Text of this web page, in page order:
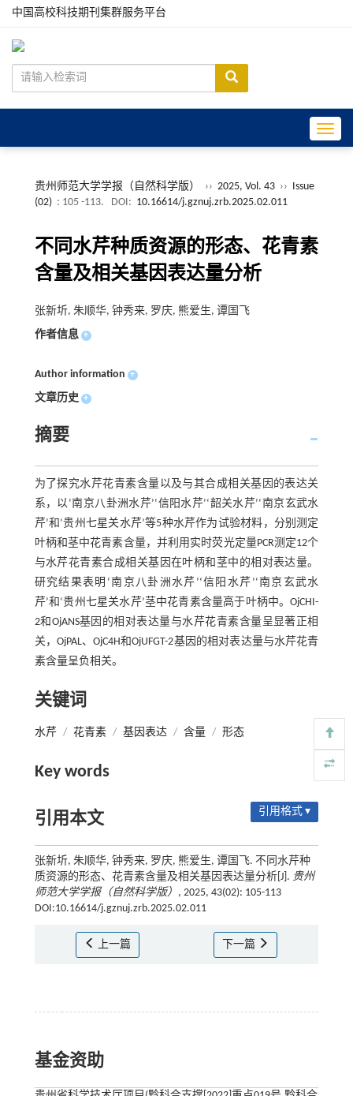
中国高校科技期刊集群服务平台
贵州师范大学学报（自然科学版） ›› 2025, Vol. 43 ›› Issue
(02) : 105 -113. DOI: 10.16614/j.gznuj.zrb.2025.02.011
不同水芹种质资源的形态、花青素
含量及相关基因表达量分析
张新圻, 朱顺华, 钟秀来, 罗庆, 熊爱生, 谭国飞
作者信息 +
Author information +
文章历史 +
摘要
为了探究水芹花青素含量以及与其合成相关基因的表达关
系，以‘南京八卦洲水芹’‘信阳水芹’‘韶关水芹’‘南京玄武水
芹’和‘贵州七星关水芹’等5种水芹作为试验材料，分别测定
叶柄和茎中花青素含量，并利用实时荧光定量PCR测定12个
与水芹花青素合成相关基因在叶柄和茎中的相对表达量。
研究结果表明‘南京八卦洲水芹’‘信阳水芹’‘南京玄武水
芹’和‘贵州七星关水芹’茎中花青素含量高于叶柄中。OjCHI-
2和OjANS基因的相对表达量与水芹花青素含量呈显著正相
关，OjPAL、OjC4H和OjUFGT-2基因的相对表达量与水芹花青
素含量呈负相关。
关键词
水芹 / 花青素 / 基因表达 / 含量 / 形态
Key words
引用本文 引用格式 ▾
张新圻, 朱顺华, 钟秀来, 罗庆, 熊爱生, 谭国飞. 不同水芹种
质资源的形态、花青素含量及相关基因表达量分析[J]. 贵州
师范大学学报（自然科学版） , 2025, 43(02): 105-113
DOI:10.16614/j.gznuj.zrb.2025.02.011
上一篇 下一篇
基金资助